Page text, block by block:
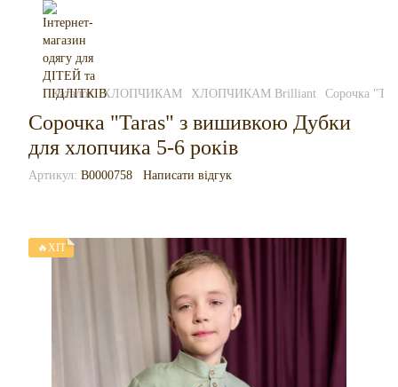
Каталог ХЛОПЧИКАМ ХЛОПЧИКАМ Brilliant Сорочка
Сорочка "Taras" з вишивкою Дубки
для хлопчика 5-6 років
Артикул: B0000758 Написати відгук
🔥ХІТ